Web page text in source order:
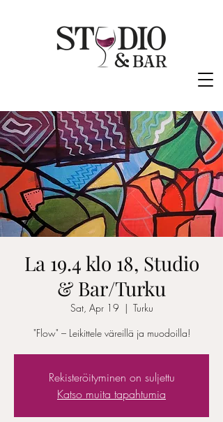
La 19.4 klo 18, Studio
& Bar/Turku
Sat, Apr 19
  |
Turku
"Flow" – Leikittele väreillä ja muodoilla!
Rekisteröityminen on suljettu
Katso muita tapahtumia